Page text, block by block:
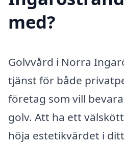
med?
Golvvård i Norra
tjänst för både
företag som vill
golv. Att ha ett
höja estetikvärdet i